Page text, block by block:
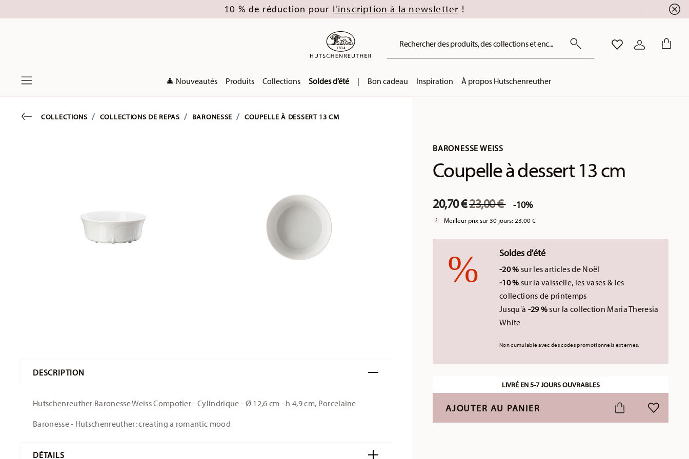
10 % de réduction pour l'inscription à la newsletter !
Rechercher des produits, des collections et enc... LISTE DE SOUHAITS
CONNEXION
🎄 Nouveautés Produits Collections Soldes d’été | Bon cadeau Inspiration À propos Hutschenreuther
BARONESSE WEISS
Coupelle à dessert 13 cm
20,70 €Price reduced from
23,00 €to-10%
Meilleur prix sur 30 jours: 23,00 €
Soldes d'été
-20 % sur les articles de Noël
-10 % sur la vaisselle, les vases & les
collections de printemps
Jusqu'à -29 %sur la collection Maria Theresia
White
Non cumulable avec des codes promotionnels externes.
LIVRÉ EN 5-7 JOURS OUVRABLES
AJOUTER AU PANIER LISTE DE
Go backCOLLECTIONS COLLECTIONS DE REPAS BARONESSE COUPELLE À DESSERT 13 CM
DESCRIPTION
Hutschenreuther Baronesse Weiss Compotier - Cylindrique - Ø 12,6 cm - h 4,9 cm, Porcelaine
Baronesse - Hutschenreuther: creating a romantic mood
DÉTAILS